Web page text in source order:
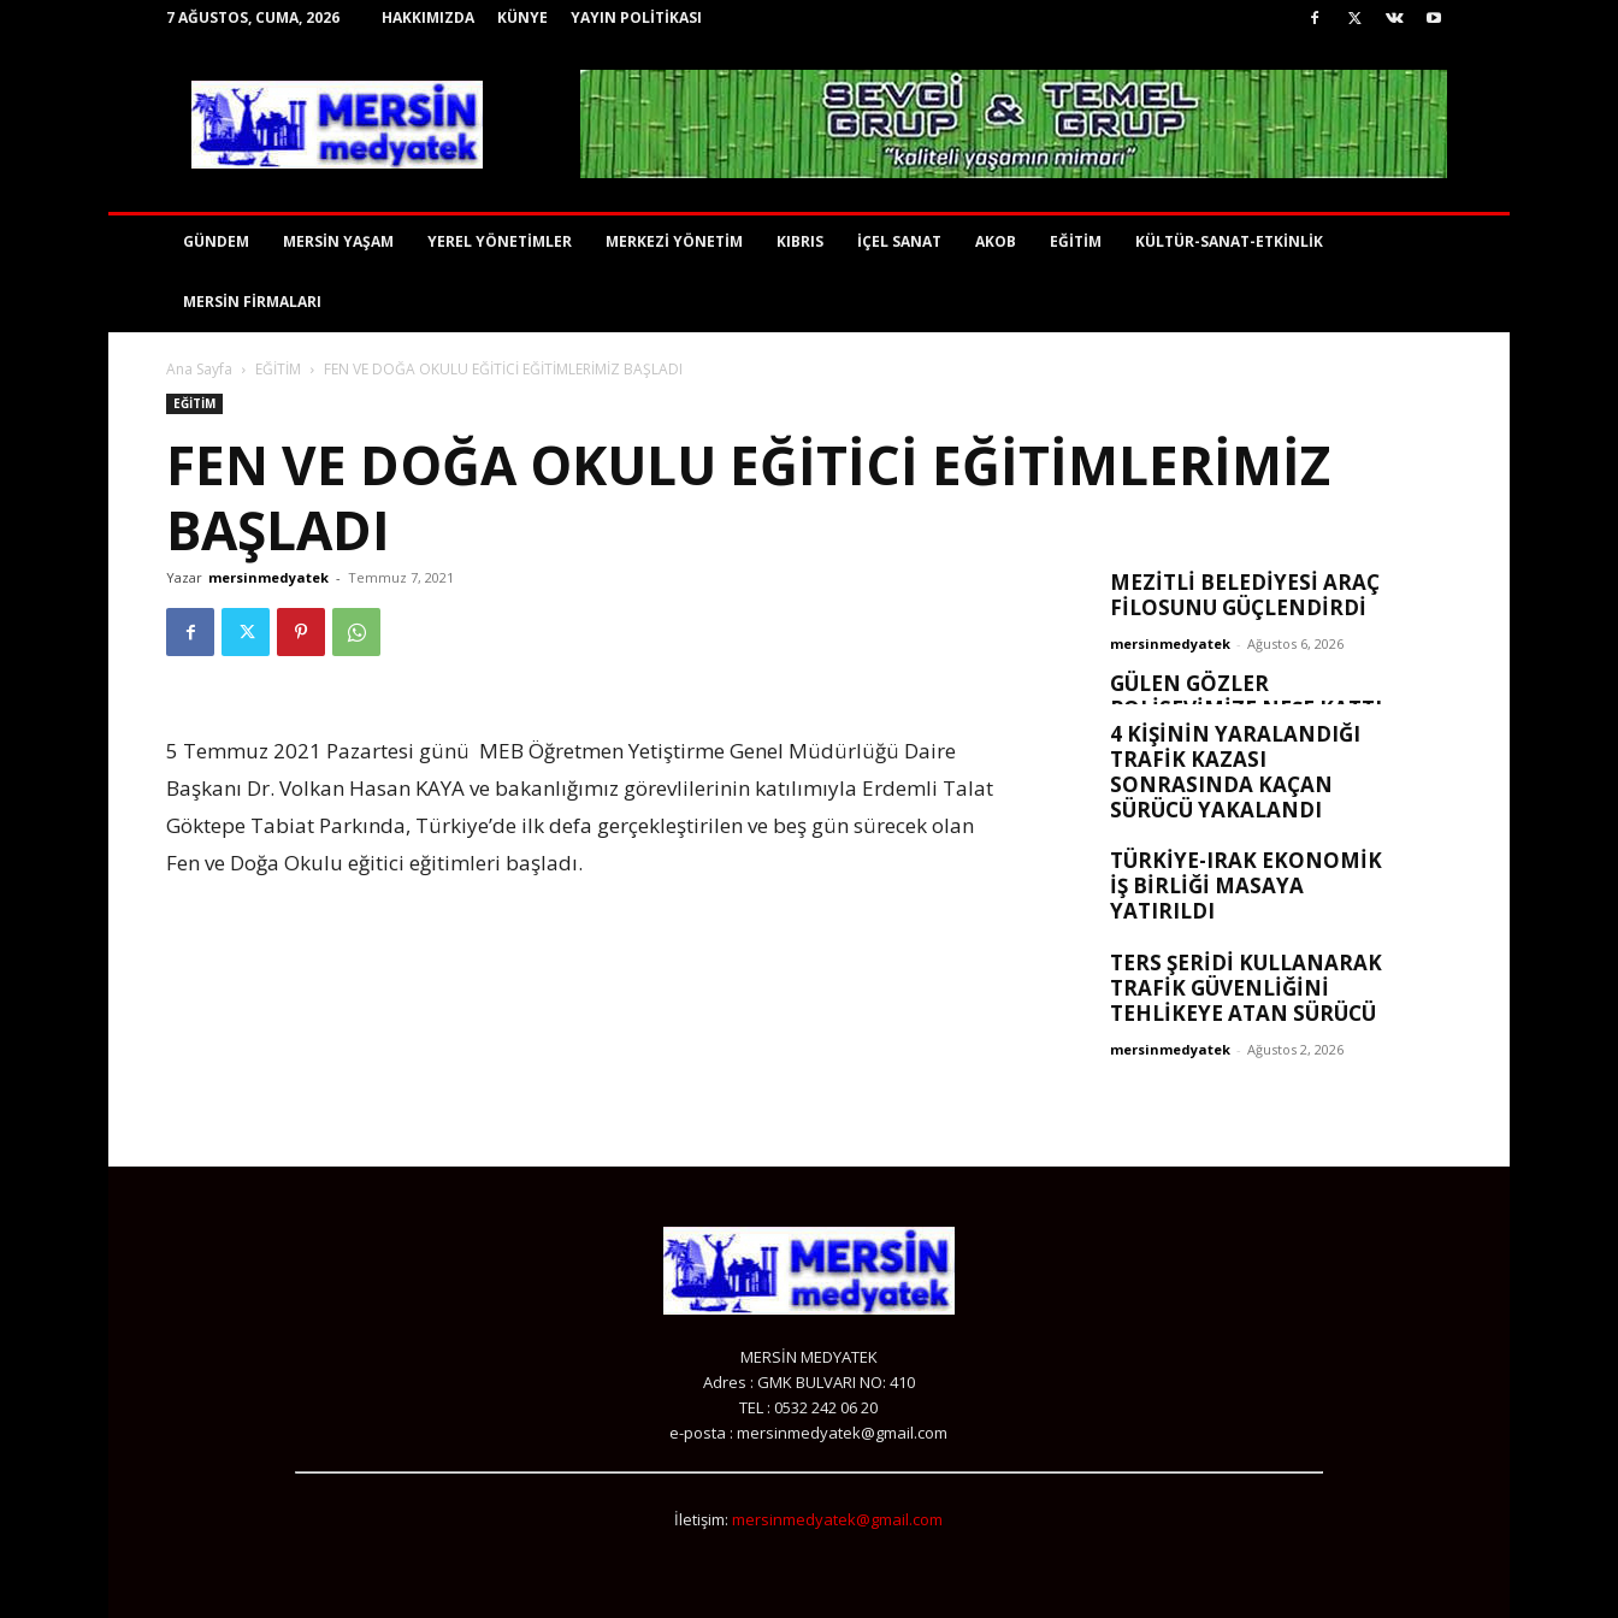
7 AĞUSTOS, CUMA, 2026 HAKKIMIZDA KÜNYE YAYIN POLİTİKASI
mersinmedyatek
GÜNDEM MERSİN YAŞAM YEREL YÖNETİMLER MERKEZİ YÖNETİM KIBRIS İÇEL SANAT AKOB EĞİTİM KÜLTÜR-SANAT-ETKİNLİK
MERSİN FİRMALARI
Ana Sayfa EĞİTİM FEN VE DOĞA OKULU EĞİTİCİ EĞİTİMLERİMİZ BAŞLADI
EĞİTİM
FEN VE DOĞA OKULU EĞİTİCİ EĞİTİMLERİMİZ
BAŞLADI
Yazar mersinmedyatek - Temmuz 7, 2021
5 Temmuz 2021 Pazartesi günü MEB Öğretmen Yetiştirme Genel Müdürlüğü Daire
Başkanı Dr. Volkan Hasan KAYA ve bakanlığımız görevlilerinin katılımıyla Erdemli Talat
Göktepe Tabiat Parkında, Türkiye’de ilk defa gerçekleştirilen ve beş gün sürecek olan
Fen ve Doğa Okulu eğitici eğitimleri başladı.
MEZİTLİ BELEDİYESİ ARAÇ
FİLOSUNU GÜÇLENDİRDİ
mersinmedyatek - Ağustos 6, 2026
GÜLEN GÖZLER
POLISEVIMIZE NEŞE KATTI
mersinmedyatek - Ağustos 6, 2026
4 KİŞİNİN YARALANDIĞI
TRAFİK KAZASI
SONRASINDA KAÇAN
SÜRÜCÜ YAKALANDI
mersinmedyatek
TÜRKIYE-IRAK EKONOMIK
İŞ BIRLIĞI MASAYA
YATIRILDI
mersinmedyatek
TERS ŞERİDİ KULLANARAK
TRAFİK GÜVENLİĞİNİ
TEHLİKEYE ATAN SÜRÜCÜ
mersinmedyatek - Ağustos 2, 2026
MERSİN MEDYATEK
Adres : GMK BULVARI NO: 410
TEL : 0532 242 06 20
e-posta : mersinmedyatek@gmail.com
İletişim:mersinmedyatek@gmail.com